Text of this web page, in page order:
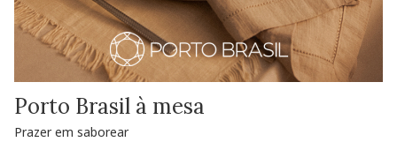
Porto Brasil à mesa
Prazer em saborear